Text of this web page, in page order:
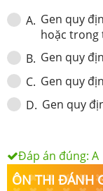
A. Gen quy
hoặc trong
B. Gen quy
C. Gen quy
D. Gen quy
Đáp án đúng: A
ÔN THI ĐÁNH